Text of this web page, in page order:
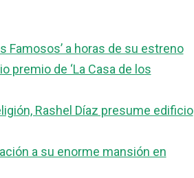
Famosos’ a horas de su estreno
premio de ‘La Casa de los
Rashel Díaz presume edificio
a su enorme mansión en